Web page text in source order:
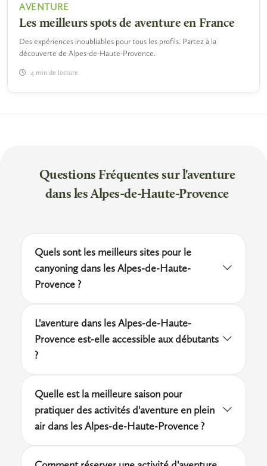
AVENTURE
Les meilleurs spots de aventure en France
Des expériences inoubliables pour tous les profils. Partez à la
découverte de Alpes-de-Haute-Provence.
4 min de lecture
Questions Fréquentes sur l'aventure
dans les Alpes-de-Haute-Provence
Quels sont les meilleurs sites pour le
canyoning dans les Alpes-de-Haute-
Provence ?
absolue pour le canyoning dans le
département, avec des canyons adaptés à
également des parcours techniques très
appréciés des pratiquants expérimentés. Des
prestataires locaux proposent des sorties
fourni et briefing sécurité.
L'aventure dans les Alpes-de-Haute-
Provence est-elle accessible aux débutants
?
des formules adaptées aux débutants, sans
expérience requise. Le parapente biplace au-
de niveau facile et les initiations au canyoning
Quelle est la meilleure saison pour
pratiquer des activités d'aventure en plein
air dans les Alpes-de-Haute-Provence ?